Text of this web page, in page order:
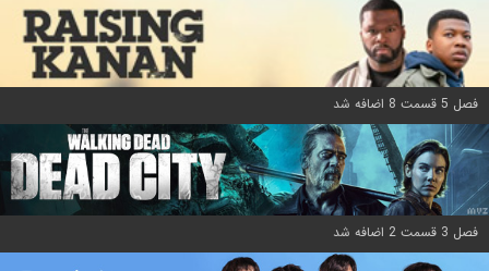
فصل 5 قسمت 8 اضافه شد
فصل 3 قسمت 2 اضافه شد